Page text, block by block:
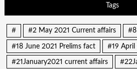
Tags
# #2 May 2021 Current affairs #8
#18 June 2021 Prelims fact #19 April
#21January2021 current affairs